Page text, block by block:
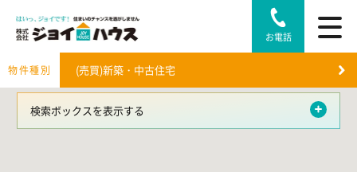
お電話
物件種別
検索ボックスを表示する